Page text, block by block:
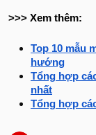
>>> Xem thêm:
Top 10 mẫu
hướng
Tổng hợp
nhất
Tổng hợp